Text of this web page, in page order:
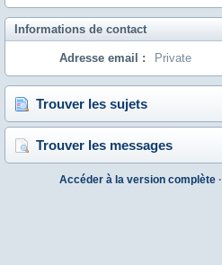
Informations de contact
Adresse email : Private
Trouver les sujets
Trouver les messages
Accéder à la version complète·